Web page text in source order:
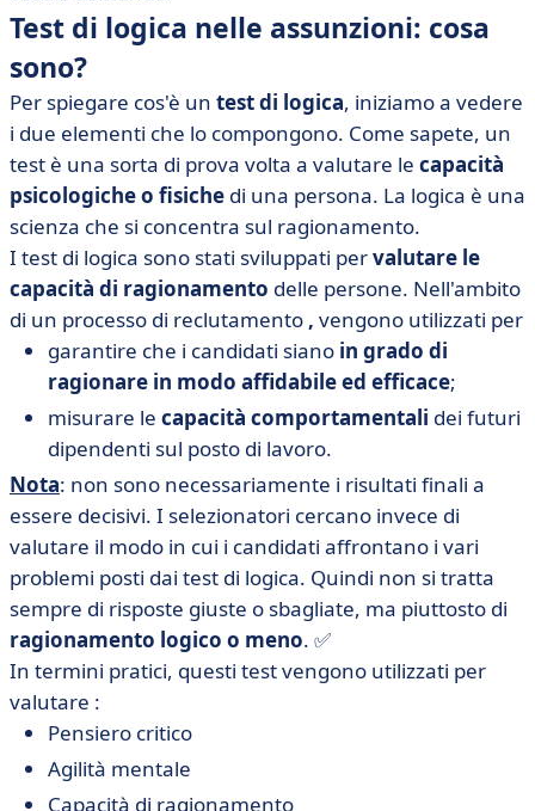
processo di reclutamento
• Test di logica nel reclutamento: cosa bisogna tenere
presente?
Test di logica nelle assunzioni: cosa
sono?
Per spiegare cos'è un test di logica, iniziamo a vedere
i due elementi che lo compongono. Come sapete, un
test è una sorta di prova volta a valutare le capacità
psicologiche o fisiche di una persona. La logica è una
scienza che si concentra sul ragionamento.
I test di logica sono stati sviluppati pervalutare le
capacità di ragionamento delle persone. Nell'ambito
di un processo di reclutamento , vengono utilizzati per
garantire che i candidati siano in grado di
ragionare in modo affidabile ed efficace;
misurare le capacità comportamentali dei futuri
dipendenti sul posto di lavoro.
Nota: non sono necessariamente i risultati finali a
essere decisivi. I selezionatori cercano invece di
valutare il modo in cui i candidati affrontano i vari
problemi posti dai test di logica. Quindi non si tratta
sempre di risposte giuste o sbagliate, ma piuttosto di
ragionamento logico o meno. ✅
In termini pratici, questi test vengono utilizzati per
valutare :
Pensiero critico
Agilità mentale
Capacità di ragionamento